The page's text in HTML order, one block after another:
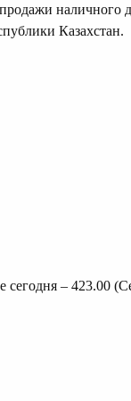
наличного
Казахстан.
– 423.00